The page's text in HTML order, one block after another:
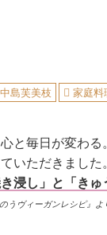
中島芙美枝 家庭料
と毎日が変わ
いただきまし
浸し」と「きゅ
うヴィーガンレシピ』よ